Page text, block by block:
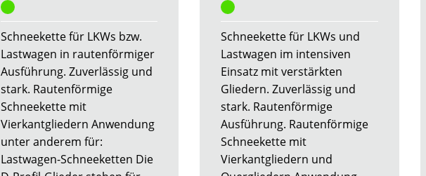
Schneekette für LKWs bzw.
Lastwagen in rautenförmiger
Ausführung. Zuverlässig und
stark. Rautenförmige
Schneekette mit
Vierkantgliedern Anwendung
unter anderem für:
Lastwagen-Schneeketten Die
Schneekette für LKWs und
Lastwagen im intensiven
Einsatz mit verstärkten
Gliedern. Zuverlässig und
stark. Rautenförmige
Ausführung. Rautenförmige
Schneekette mit
Vierkantgliedern und